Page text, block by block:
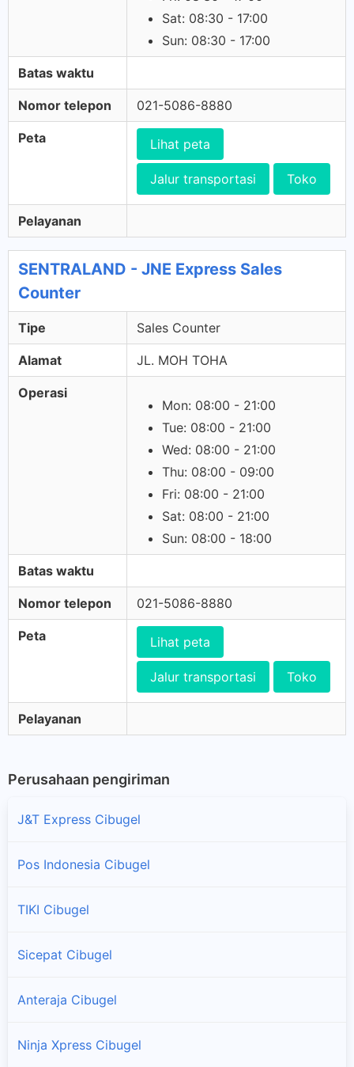
Sat: 08:30 - 17:00
Sun: 08:30 - 17:00
Batas waktu
Nomor telepon 021-5086-8880
Peta Lihat peta
Jalur transportasi Toko
Pelayanan
SENTRALAND - JNE Express Sales
Counter
Tipe Sales Counter
Alamat JL. MOH TOHA
Operasi
Mon: 08:00 - 21:00
Tue: 08:00 - 21:00
Wed: 08:00 - 21:00
Thu: 08:00 - 09:00
Fri: 08:00 - 21:00
Sat: 08:00 - 21:00
Sun: 08:00 - 18:00
Batas waktu
Nomor telepon 021-5086-8880
Peta Lihat peta
Jalur transportasi Toko
Pelayanan
Perusahaan pengiriman
J&T Express Cibugel
Pos Indonesia Cibugel
TIKI Cibugel
Sicepat Cibugel
Anteraja Cibugel
Ninja Xpress Cibugel